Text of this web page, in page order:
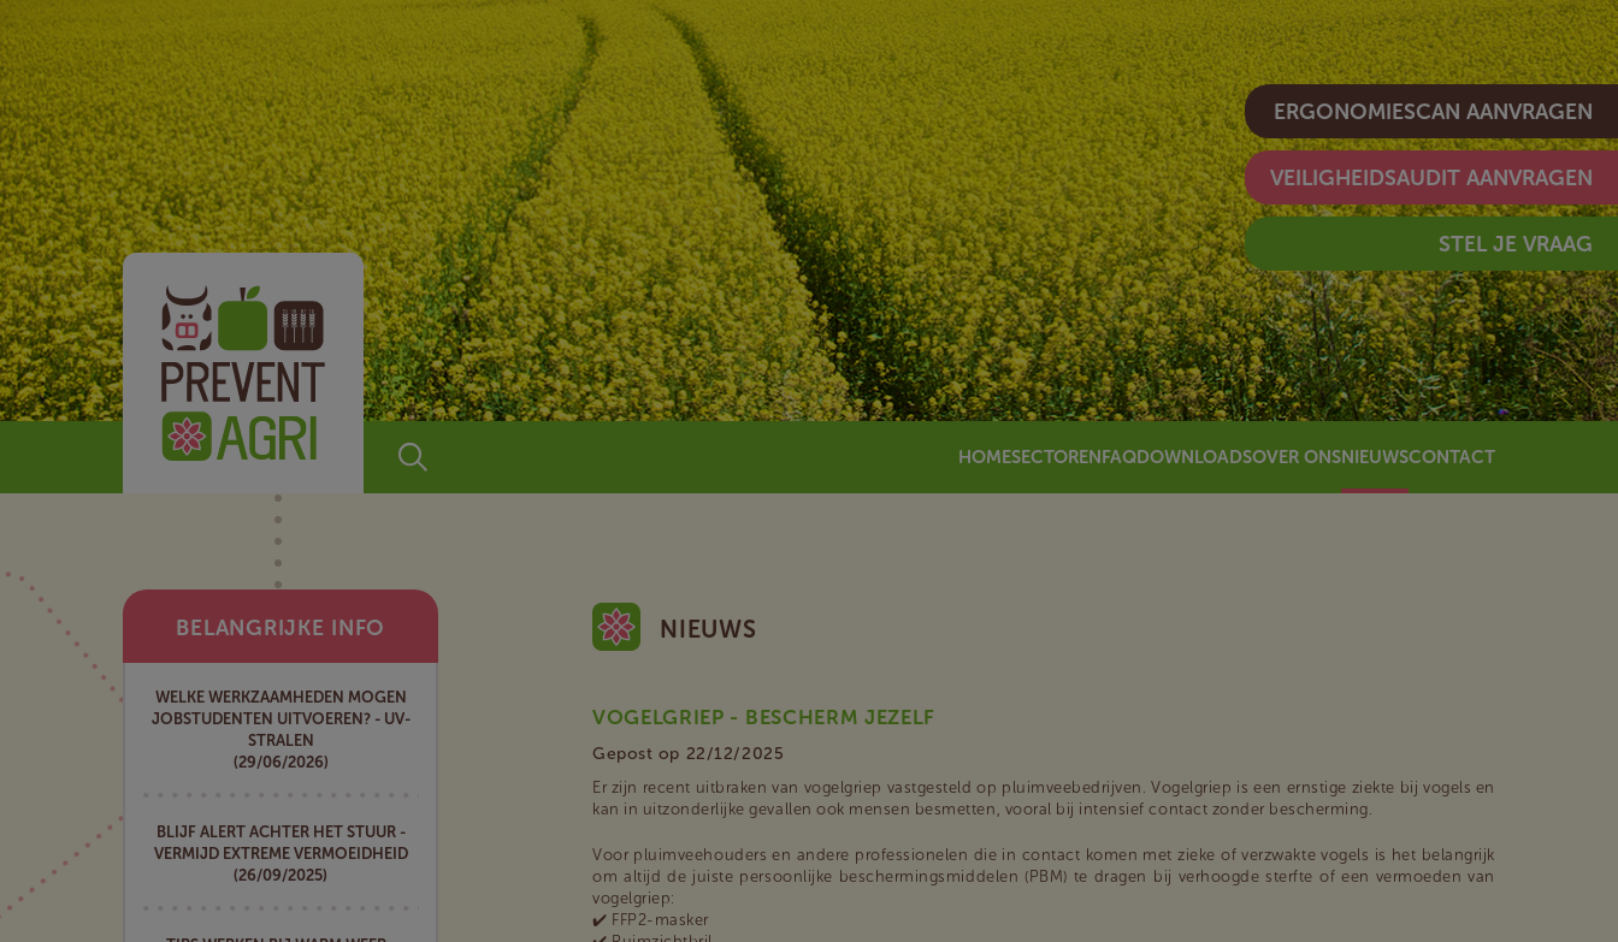
ERGONOMIESCAN AANVRAGEN
VEILIGHEIDSAUDIT AANVRAGEN
STEL JE VRAAG
Prevent
HOMESECTORENFAQDOWNLOADSOVER ONSNIEUWSCONTACT
NIEUWS
VOGELGRIEP - BESCHERM JEZELF
Gepost op 22/12/2025
Er zijn recent uitbraken van vogelgriep vastgesteld op pluimveebedrijven. Vogelgriep is een ernstige ziekte bij vogels en
kan in uitzonderlijke gevallen ook mensen besmetten, vooral bij intensief contact zonder bescherming.
Voor pluimveehouders en andere professionelen die in contact komen met zieke of verzwakte vogels is het belangrijk
om altijd de juiste persoonlijke beschermingsmiddelen (PBM) te dragen bij verhoogde sterfte of een vermoeden van
vogelgriep:
✔️ FFP2-masker
BELANGRIJKE INFO
WELKE WERKZAAMHEDEN MOGEN
JOBSTUDENTEN UITVOEREN? - UV-
STRALEN
(29/06/2026)
BLIJF ALERT ACHTER HET STUUR -
VERMIJD EXTREME VERMOEIDHEID
(26/09/2025)